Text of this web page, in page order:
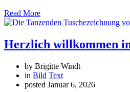
Read More
Herzlich willkommen
by Brigitte Windt
in Bild Text
posted Januar 6, 2026